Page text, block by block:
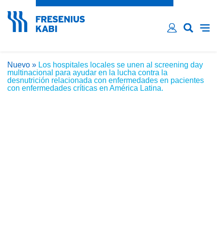
Email*
Recordarme
INICIAR SESIÓN
Nuevo » Los hospitales locales se unen al screening day
multinacional para ayudar en la lucha contra la
desnutrición relacionada con enfermedades en pacientes
con enfermedades críticas en América Latina.